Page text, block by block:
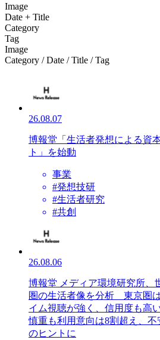
Image
Date + Title
Category
Tag
Image
Category / Date / Title / Tag
26.08.07
博報堂「生活者発想による資
ト」を始動
事業
#発想技研
#生活者研究
#共創
26.08.06
博報堂 メディア環境研究所、
圏の生活者像を分析 東京圏
イム視聴が強く、信用度も
慎重も利用意向は8割超え、
のヒントに